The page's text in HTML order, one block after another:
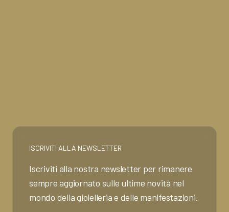
ISCRIVITI ALLA NEWSLETTER
Iscriviti alla nostra newsletter per rimanere
sempre aggiornato sulle ultime novità nel
mondo della gioielleria e delle manifestazioni.